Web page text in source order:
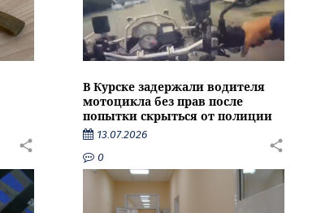
В Курске задержали водителя
мотоцикла без прав после
попытки скрыться от полиции
13.07.2026
0